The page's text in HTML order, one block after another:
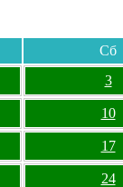
Сб
3
10
17
24